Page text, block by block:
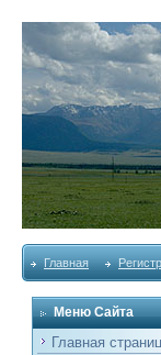
Главная
Меню Сайта
Главная